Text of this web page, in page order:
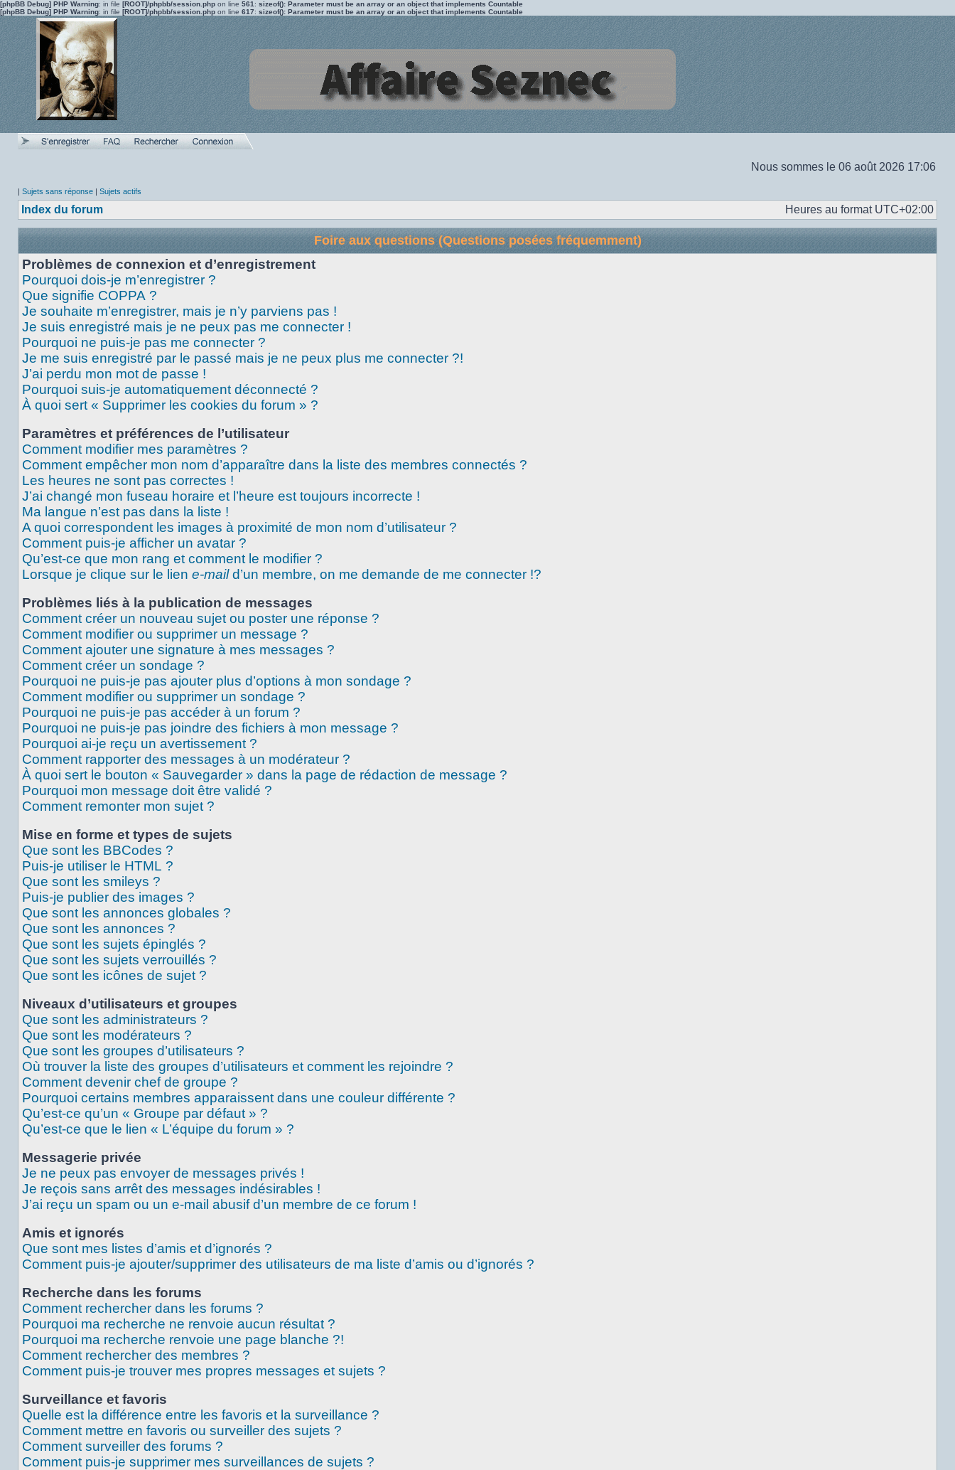
[phpBB Debug] PHP Warning: in file [ROOT]/phpbb/session.php on line 561 : sizeof(): Parameter must be an array or an object that implements Countable
[phpBB Debug] PHP Warning: in file [ROOT]/phpbb/session.php on line 617: sizeof(): Parameter must be an array or an object that implements Countable
Nous sommes le 06 août 2026 17:06
| Sujets sans réponse | Sujets actifs
Index du forum Heures au format UTC+02:00
Foire aux questions (Questions posées fréquemment)
Problèmes de connexion et d’enregistrement
Pourquoi dois-je m’enregistrer ?
Que signifie COPPA ?
Je souhaite m’enregistrer, mais je n’y parviens pas !
Je suis enregistré mais je ne peux pas me connecter !
Pourquoi ne puis-je pas me connecter ?
Je me suis enregistré par le passé mais je ne peux plus me connecter ?!
J’ai perdu mon mot de passe !
Pourquoi suis-je automatiquement déconnecté ?
À quoi sert « Supprimer les cookies du forum » ?
Paramètres et préférences de l’utilisateur
Comment modifier mes paramètres ?
Comment empêcher mon nom d’apparaître dans la liste des membres connectés ?
Les heures ne sont pas correctes !
J’ai changé mon fuseau horaire et l’heure est toujours incorrecte !
Ma langue n’est pas dans la liste !
A quoi correspondent les images à proximité de mon nom d’utilisateur ?
Comment puis-je afficher un avatar ?
Qu’est-ce que mon rang et comment le modifier ?
Lorsque je clique sur le lien e-maild’un membre, on me demande de me connecter !?
Problèmes liés à la publication de messages
Comment créer un nouveau sujet ou poster une réponse ?
Comment modifier ou supprimer un message ?
Comment ajouter une signature à mes messages ?
Comment créer un sondage ?
Pourquoi ne puis-je pas ajouter plus d’options à mon sondage ?
Comment modifier ou supprimer un sondage ?
Pourquoi ne puis-je pas accéder à un forum ?
Pourquoi ne puis-je pas joindre des fichiers à mon message ?
Pourquoi ai-je reçu un avertissement ?
Comment rapporter des messages à un modérateur ?
À quoi sert le bouton « Sauvegarder » dans la page de rédaction de message ?
Pourquoi mon message doit être validé ?
Comment remonter mon sujet ?
Mise en forme et types de sujets
Que sont les BBCodes ?
Puis-je utiliser le HTML ?
Que sont les smileys ?
Puis-je publier des images ?
Que sont les annonces globales ?
Que sont les annonces ?
Que sont les sujets épinglés ?
Que sont les sujets verrouillés ?
Que sont les icônes de sujet ?
Niveaux d’utilisateurs et groupes
Que sont les administrateurs ?
Que sont les modérateurs ?
Que sont les groupes d’utilisateurs ?
Où trouver la liste des groupes d’utilisateurs et comment les rejoindre ?
Comment devenir chef de groupe ?
Pourquoi certains membres apparaissent dans une couleur différente ?
Qu’est-ce qu’un « Groupe par défaut » ?
Qu’est-ce que le lien « L’équipe du forum » ?
Messagerie privée
Je ne peux pas envoyer de messages privés !
Je reçois sans arrêt des messages indésirables !
J’ai reçu un spam ou un e-mail abusif d’un membre de ce forum !
Amis et ignorés
Que sont mes listes d’amis et d’ignorés ?
Comment puis-je ajouter/supprimer des utilisateurs de ma liste d’amis ou d’ignorés ?
Recherche dans les forums
Comment rechercher dans les forums ?
Pourquoi ma recherche ne renvoie aucun résultat ?
Pourquoi ma recherche renvoie une page blanche ?!
Comment rechercher des membres ?
Comment puis-je trouver mes propres messages et sujets ?
Surveillance et favoris
Quelle est la différence entre les favoris et la surveillance ?
Comment mettre en favoris ou surveiller des sujets ?
Comment surveiller des forums ?
Comment puis-je supprimer mes surveillances de sujets ?